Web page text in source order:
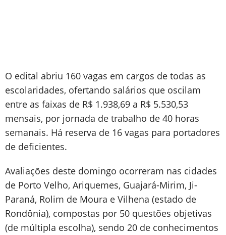
O edital abriu 160 vagas em cargos de todas as
escolaridades, ofertando salários que oscilam
entre as faixas de R$ 1.938,69 a R$ 5.530,53
mensais, por jornada de trabalho de 40 horas
semanais. Há reserva de 16 vagas para portadores
de deficientes.
Avaliações deste domingo ocorreram nas cidades
de Porto Velho, Ariquemes, Guajará-Mirim, Ji-
Paraná, Rolim de Moura e Vilhena (estado de
Rondônia), compostas por 50 questões objetivas
(de múltipla escolha), sendo 20 de conhecimentos